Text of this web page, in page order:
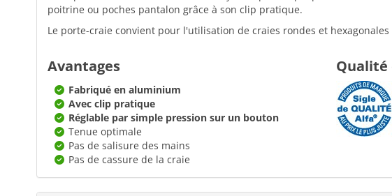
poitrine ou poches pantalon grâce à son clip pratique.
Le porte-craie convient pour l'utilisation de craies rondes et
Avantages
Fabriqué en aluminium
Avec clip pratique
Réglable par simple pression sur un bouton
Tenue optimale
Pas de salisure des mains
Pas de cassure de la craie